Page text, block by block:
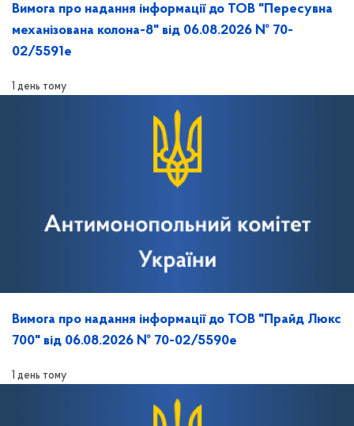
Вимога про надання інформації до ТОВ "Пересувна
механізована колона-8" від 06.08.2026 № 70-
02/5591е
1 день тому
Вимога про надання інформації до ТОВ "Прайд Люкс
700" від 06.08.2026 № 70-02/5590е
1 день тому